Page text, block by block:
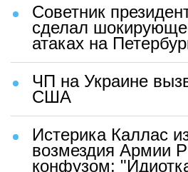
Советник
сделал
атаках на
ЧП на Украине
США
Истерика Каллас
возмездия Армии
конфузом: